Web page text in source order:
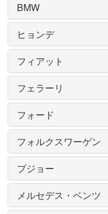
BMW
ヒョンデ
フィアット
フェラーリ
フォード
フォルクスワーゲン
プジョー
メルセデス・ベンツ